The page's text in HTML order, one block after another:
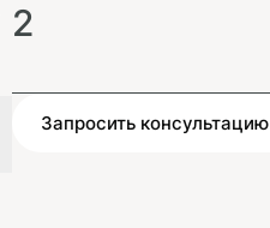
2
Запросить консультацию